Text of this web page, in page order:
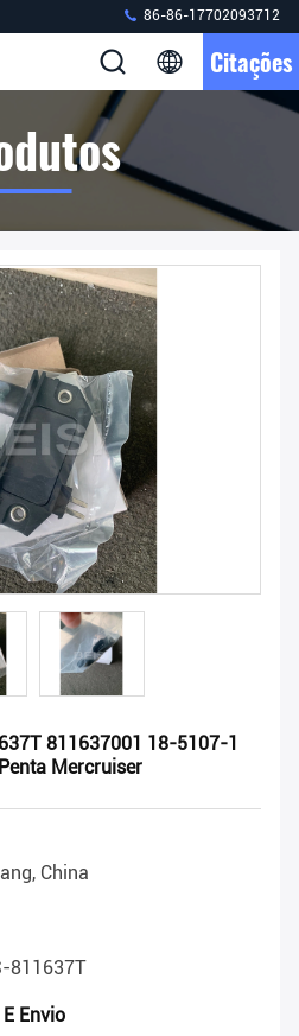
86-86-17702093712
Citações
811637001 18-5107-1
Mercruiser
China
811637T
Envio